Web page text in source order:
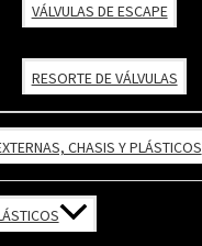
VÁLVULAS DE ESCAPE
RESORTE DE VÁLVULAS
CHASIS Y PLÁSTICOS